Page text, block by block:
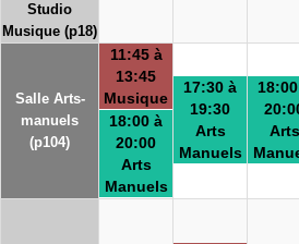
Studio
Musique (p18)
Salle Arts-
manuels
(p104)
11:45 à
13:45
Musique
18:00 à
20:00
Arts
Manuels
17:30 à
19:30
Arts
Manuels
Arts